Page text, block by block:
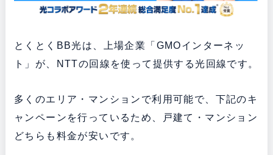
とくとくBB光は、上場企業「GMOインターネッ
ト」が、NTTの回線を使って提供する光回線です。
多くのエリア・マンションで利用可能で、下記のキ
ャンペーンを行っているため、戸建て・マンション
どちらも料金が安いです。